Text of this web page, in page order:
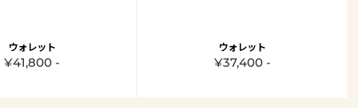
ウォレット
¥41,800 -
ウォレット
¥37,400 -